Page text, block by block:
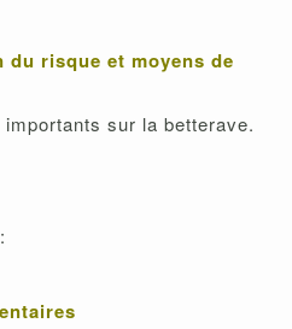
du risque et moyens de
sur la betterave.